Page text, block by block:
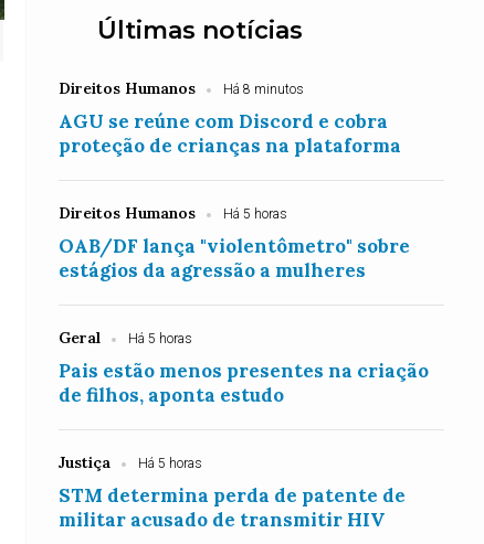
Últimas notícias
Direitos Humanos Há 8 minutos
AGU se reúne com Discord e cobra
proteção de crianças na plataforma
Direitos Humanos Há 5 horas
OAB/DF lança "violentômetro" sobre
estágios da agressão a mulheres
Geral Há 5 horas
Pais estão menos presentes na criação
de filhos, aponta estudo
Justiça Há 5 horas
STM determina perda de patente de
militar acusado de transmitir HIV